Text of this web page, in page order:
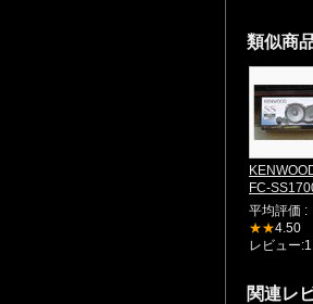
類似商
FC-
平均評価 :
★★4.50
レビュー
関連レ